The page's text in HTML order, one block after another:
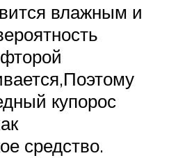
влажным и
купорос
средство.